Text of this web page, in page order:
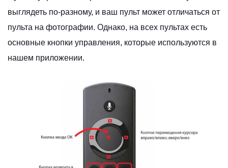
выглядеть по-разному, и ваш пульт может отличаться от
пульта на фотографии. Однако, на всех пультах есть
основные кнопки управления, которые используются в
нашем приложении.